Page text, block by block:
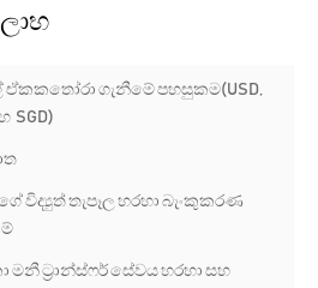
ඒකකතෝරා ගැනීමේ පහසුකම(USD,
SGD)
විද්‍යුත් තැපෑල හරහා බැංකුකරණ
මනී ට්‍රාන්ස්ෆර් සේවය හරහා සහ